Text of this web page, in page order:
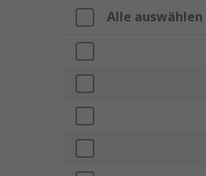
Alle auswählen